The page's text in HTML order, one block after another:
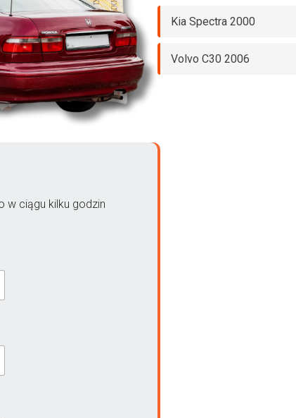
w ciągu kilku godzin
Kia Spectra 2000
Volvo C30 2006